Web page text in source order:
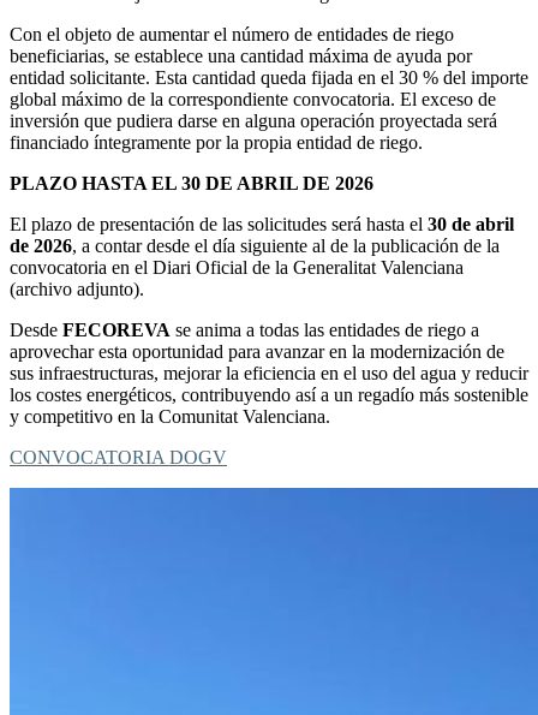
Con el objeto de aumentar el número de entidades de riego
beneficiarias, se establece una cantidad máxima de ayuda por
entidad solicitante. Esta cantidad queda fijada en el 30 % del importe
global máximo de la correspondiente convocatoria. El exceso de
inversión que pudiera darse en alguna operación proyectada será
financiado íntegramente por la propia entidad de riego.
PLAZO HASTA EL 30 DE ABRIL DE 2026
El plazo de presentación de las solicitudes será hasta el 30 de abril
de 2026, a contar desde el día siguiente al de la publicación de la
convocatoria en el Diari Oficial de la Generalitat Valenciana
(archivo adjunto).
Desde FECOREVA se anima a todas las entidades de riego a
aprovechar esta oportunidad para avanzar en la modernización de
sus infraestructuras, mejorar la eficiencia en el uso del agua y reducir
los costes energéticos, contribuyendo así a un regadío más sostenible
y competitivo en la Comunitat Valenciana.
CONVOCATORIA DOGV